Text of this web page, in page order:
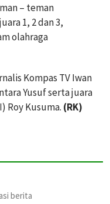
– teman
1, 2 dan 3,
olahraga
Kompas TV Iwan
Yusuf serta juara
Roy Kusuma. (RK)
berita